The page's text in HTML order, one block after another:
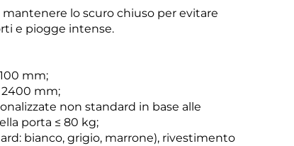
lo scuro chiuso per evitare
e piogge intense.
mm;
2400 mm;
non standard in base alle
porta ≤ 80 kg;
bianco, grigio, marrone), rivestimento